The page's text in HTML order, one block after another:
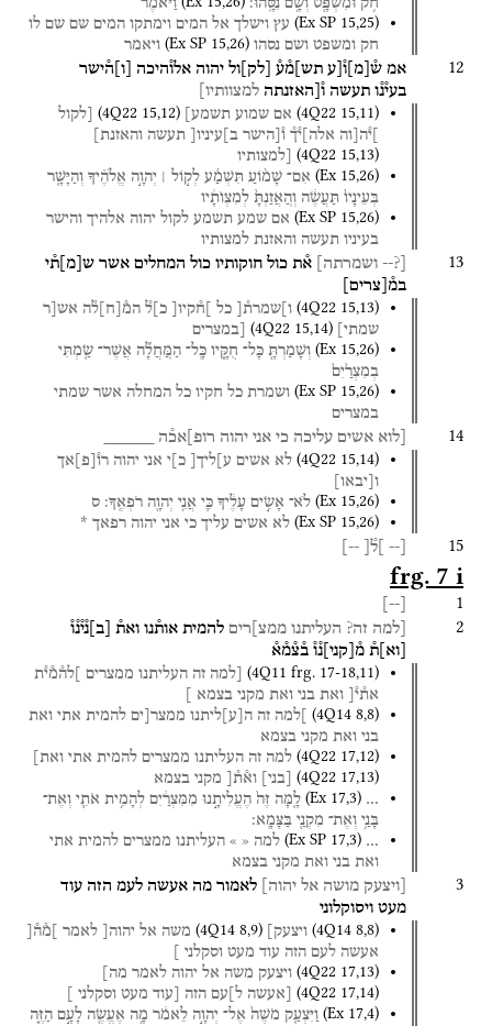
(Ex SP 15,25) עץ וישלך אל המים וימתקו המים שם שם לו
חק ומשפט ושם נסהו (Ex SP 15,26) ויאמר
12 אמ ש֯ מ ו֯[ע תש]מ֯ע֯ לק ול יהוה אלו֯היכה ו ה֯ישר
בעי֯נ֯ו תעשה ו֯[האזנתה למצוותיו]
(4Q22 15,11) אם שמוע תשמע] (4Q22 15,12)
[לקול
]י֯ה[וה אלה]י֯ך֯ ו֯[הישר ב]עיניו[ תעשה והאזנת]
(4Q22 15,13) [למצותיו
(Ex 15,26) אִם־ שָׁמ֨וֹעַ תִּשְׁמַ֜ע לְק֣וֹל ׀ יְהוָ֣ה אֱלֹהֶ֗יךָ וְהַיָּשָׁ֤ר
בְּעֵינָיו֙ תַּעֲשֶׂ֔ה וְהֽ͏ַאֲזַנְתָּ֙ לְמִצְוֺתָ֔יו
(Ex SP 15,26) אם שמע תשמע לקול יהוה אלהיך והישר
בעיניו תעשה והאזנת למצותיו
13
[?-- ושמרתה] א֯ת כול חוקותיו כול המחלים אשר ש מ ת֯י
במ֯ צרים
(4Q22 15,13) ו]שמרת֯[ כל ]ח֯קיו[ כ]ל֯ המ֯ ח ל֯ה אש[ר
שמתי]
(4Q22 15,14) [במצרים
(Ex 15,26) וְשָׁמַרְתָּ֖ כָּל־ חֻקָּ֑יו כָּֽל־ הַמּֽ͏ַחֲלָ֞ה אֲשֶׁר־ שַׂ֤מְתִּי
בְמִצְרַ֙יִם֙
(Ex SP 15,26) ושמרת כל חקיו כל המחלה אשר שמתי
במצרים
14 [לוא אשים עליכה כי אני יהוה רופ]אכ֯ה
(4Q22 15,14) לא אשים ע]ליך[ כ]י אני יהוה רו֯ פ אך
ו יבאו
(Ex 15,26) לֹא־ אָשִׂ֣ים עָלֶ֔יךָ כִּ֛י אֲנִ֥י יְהוָ֖ה רֹפְאֶֽךָ׃ ס
(Ex SP 15,26) לא אשים עליך כי אני יהוה רפאך *
15
[-- ]ל֯[ --]
frg. 7 i
1
--
2 [למה זה? העליתנו ממצ]רים להמית אות֯נו ואת֯ ב נ֯י֯נ֯ו֯
וא ת֯ מ֯ קני נ֯ו֯ ב֯צ֯מ֯א֯
(4Q11 frg. 17-18,11) [למה זה העליתנו ממצרים
]לה֯מ֯י֯ת
את֯י֯[
ואת בני ואת מקני בצמא
(4Q14 8,8) ]למה זה ה ע ליתנו ממצר[ים להמית אתי ואת
בני ואת מקני בצמא
(4Q22 17,12) למה זה העליתנו ממצרים להמית אתי ואת]
(4Q22 17,13) בני וא֯ת֯[ מקני בצמא
…
(Ex 17,3) לָ֤מָּה זֶּה֙ הֶעֱלִיתָ֣נוּ מִמִּצְרַ֔יִם לְהָמִ֥ית אֹתִ֛י וְאֶת־
בָּנַ֥י וְאֶת־ מִקְנַ֖י בַּצָּמָֽא׃
…
(Ex SP 17,3) למה «
» העליתנו ממצרים להמית אתי
ואת בני ואת מקני בצמא
3 [ויצעק מושה אל יהוה] לאמור מה אעשה לעמ הזה עוד
מעט ויסוקלוני
(4Q14 8,8) ויצעק] (4Q14 8,9) משה אל יהוה[ לאמר
]מ֯ה֯[
אעשה לעם הזה עוד מעט וסקלני
(4Q22 17,13) ויצעק משה אל יהוה לאמר מה]
(4Q22 17,14) [אעשה ל]עם הזה [עוד מעט וסקלני
(Ex 17,4) וַיִּצְעַ֤ק מֹשֶׁה֙ אֶל־ יְהוָ֣ה לֵאמֹ֔ר מָ֥ה אֶעֱשֶׂ֖ה לָעָ֣ם הַזֶּ֑ה